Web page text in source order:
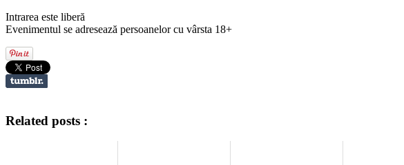
Intrarea este liberă
Evenimentul se adresează persoanelor cu vârsta 18+
Related posts :